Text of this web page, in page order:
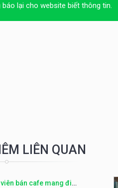
lại cho website biết thông tin.
LIÊN QUAN
bán cafe mang đi